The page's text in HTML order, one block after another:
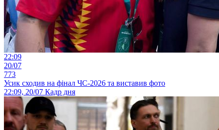
22:09
20/07
773
Усик сходив на фінал ЧС-2026 та виставив фото
22:09, 20/07 Кадр дня